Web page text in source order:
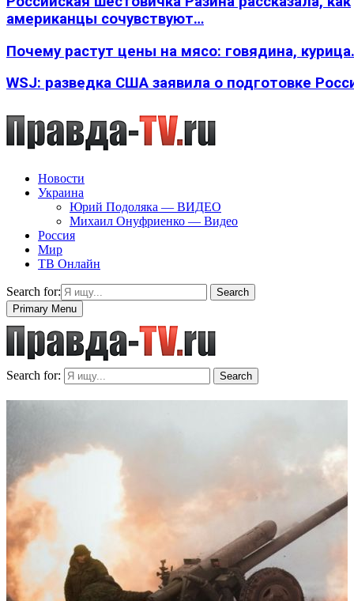
американцы сочувствуют…
Почему растут цены на мясо: говядина,
WSJ: разведка США заявила о подготовке
Новости
Украина
Юрий Подоляка — ВИДЕО
Михаил Онуфриенко — Видео
Россия
Мир
ТВ Онлайн
Search for:
Search
Primary Menu
Search for: Search